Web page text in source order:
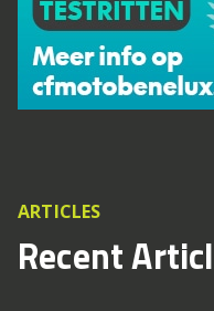
ARTICLES
Recent